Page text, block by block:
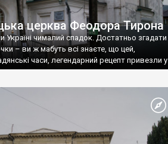
церква Феодора Тирона
Україні чималий спадок. Достатньо згадати
– ви ж мабуть всі знаєте, що цей,
часи, легендарний рецепт привезли у